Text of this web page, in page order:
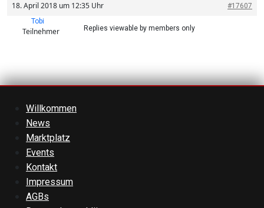
18. April 2018 um 12:35 Uhr
#17607
Tobi
Teilnehmer Replies viewable by members only
Willkommen
News
Marktplatz
Events
Kontakt
Impressum
AGBs